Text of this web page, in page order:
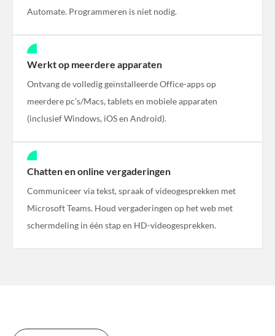
Automate. Programmeren is niet nodig.
Werkt op meerdere apparaten
Ontvang de volledig geïnstalleerde Office-apps op
meerdere pc’s/Macs, tablets en mobiele apparaten
(inclusief Windows, iOS en Android).
Chatten en online vergaderingen
Communiceer via tekst, spraak of videogesprekken met
Microsoft Teams. Houd vergaderingen op het web met
schermdeling in één stap en HD-videogesprekken.